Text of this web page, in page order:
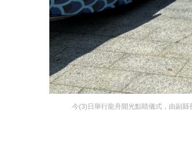
今(3)日舉行龍舟開光點睛儀式，由副